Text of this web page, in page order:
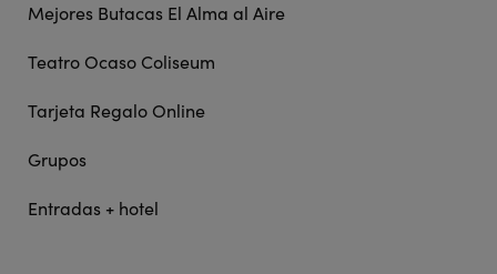
Mejores Butacas El Alma al Aire
Teatro Ocaso Coliseum
Tarjeta Regalo Online
Grupos
Entradas + hotel